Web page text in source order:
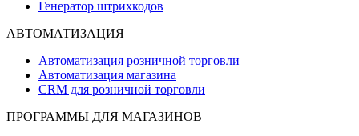
Генератор штрихкодов
АВТОМАТИЗАЦИЯ
Автоматизация розничной торговли
Автоматизация магазина
CRM для розничной торговли
ПРОГРАММЫ ДЛЯ МАГАЗИНОВ